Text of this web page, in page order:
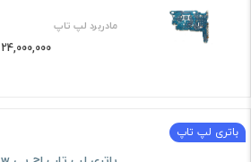
مادربرد لپ تاپ
24,000,000 تومان
باتری لپ تاپ